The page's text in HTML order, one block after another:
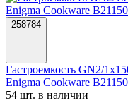
258784
Гастроемкость GN2/
Enigma Cookware
54 шт. в наличии